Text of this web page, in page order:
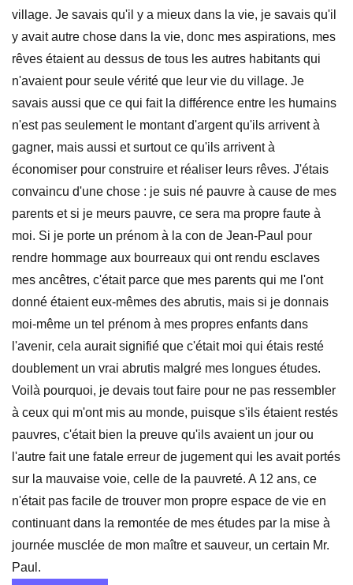
village. Je savais qu'il y a mieux dans la vie, je savais qu'il
y avait autre chose dans la vie, donc mes aspirations, mes
rêves étaient au dessus de tous les autres habitants qui
n'avaient pour seule vérité que leur vie du village. Je
savais aussi que ce qui fait la différence entre les humains
n'est pas seulement le montant d'argent qu'ils arrivent à
gagner, mais aussi et surtout ce qu'ils arrivent à
économiser pour construire et réaliser leurs rêves. J'étais
convaincu d'une chose : je suis né pauvre à cause de mes
parents et si je meurs pauvre, ce sera ma propre faute à
moi. Si je porte un prénom à la con de Jean-Paul pour
rendre hommage aux bourreaux qui ont rendu esclaves
mes ancêtres, c'était parce que mes parents qui me l'ont
donné étaient eux-mêmes des abrutis, mais si je donnais
moi-même un tel prénom à mes propres enfants dans
l'avenir, cela aurait signifié que c'était moi qui étais resté
doublement un vrai abrutis malgré mes longues études.
Voilà pourquoi, je devais tout faire pour ne pas ressembler
à ceux qui m'ont mis au monde, puisque s'ils étaient restés
pauvres, c'était bien la preuve qu'ils avaient un jour ou
l'autre fait une fatale erreur de jugement qui les avait portés
sur la mauvaise voie, celle de la pauvreté. A 12 ans, ce
n'était pas facile de trouver mon propre espace de vie en
continuant dans la remontée de mes études par la mise à
journée musclée de mon maître et sauveur, un certain Mr.
Paul.